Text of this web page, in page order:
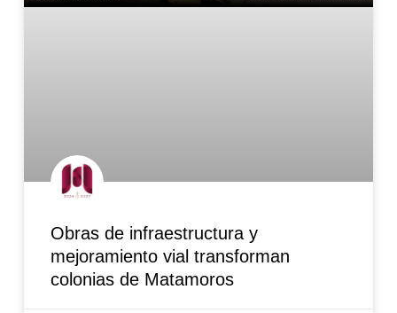
Obras de infraestructura y
mejoramiento vial transforman
colonias de Matamoros